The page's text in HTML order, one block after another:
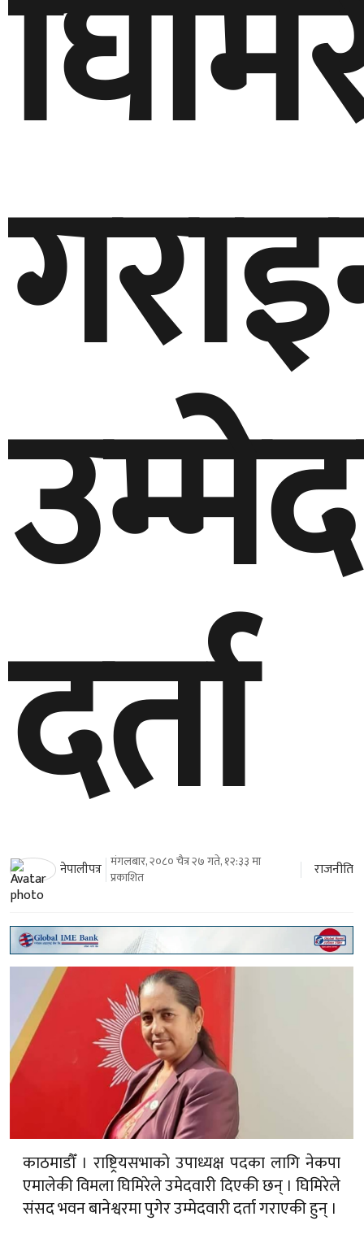
दर्ता
नेपालीपत्र मंगलबार, २०८० चैत्र २७ गते, १२:३३ मा
प्रकाशित
राजनीति
काठमाडौँ । राष्ट्रियसभाको उपाध्यक्ष पदका लागि नेकपा
एमालेकी विमला घिमिरेले उमेदवारी दिएकी छन् । घिमिरेले
संसद भवन बानेश्वरमा पुगेर उम्मेदवारी दर्ता गराएकी हुन् ।